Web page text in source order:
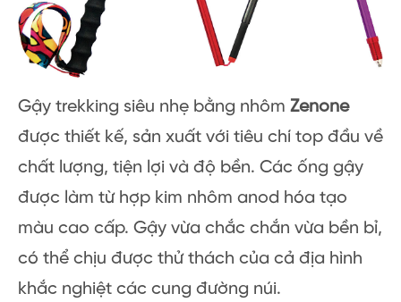
Gậy trekking siêu nhẹ bằng nhôm Zenone
được thiết kế, sản xuất với tiêu chí top đầu về
chất lượng, tiện lợi và độ bền. Các ống gậy
được làm từ hợp kim nhôm anod hóa tạo
màu cao cấp. Gậy vừa chắc chắn vừa bền bỉ,
có thể chịu được thử thách của cả địa hình
khắc nghiệt các cung đường núi.